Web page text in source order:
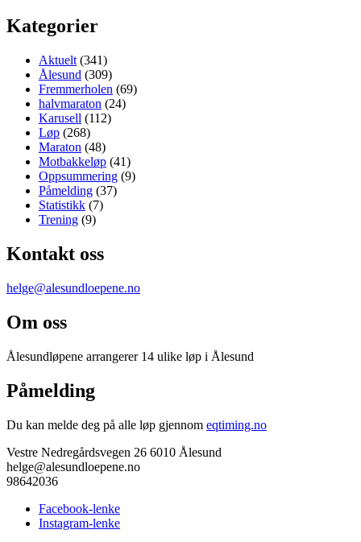
Kategorier
Aktuelt (341)
Ålesund (309)
Fremmerholen (69)
halvmaraton (24)
Karusell (112)
Løp (268)
Maraton (48)
Motbakkeløp (41)
Oppsummering (9)
Påmelding (37)
Statistikk (7)
Trening (9)
Kontakt oss
helge@alesundloepene.no
Om oss
Ålesundløpene arrangerer 14 ulike løp i Ålesund
Påmelding
Du kan melde deg på alle løp gjennom eqtiming.no
Vestre Nedregårdsvegen 26 6010 Ålesund
helge@alesundloepene.no
98642036
Facebook-lenke
Instagram-lenke